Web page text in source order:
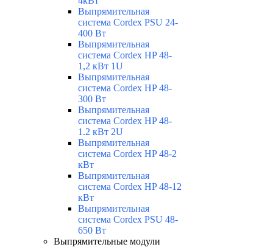
Выпрямительная
система Cordex PSU 24-
400 Вт
Выпрямительная
система Cordex HP 48-
1,2 кВт 1U
Выпрямительная
система Cordex HP 48-
300 Вт
Выпрямительная
система Cordex HP 48-
1.2 кВт 2U
Выпрямительная
система Cordex HP 48-2
кВт
Выпрямительная
система Cordex HP 48-12
кВт
Выпрямительная
система Cordex PSU 48-
650 Вт
Выпрямительные модули